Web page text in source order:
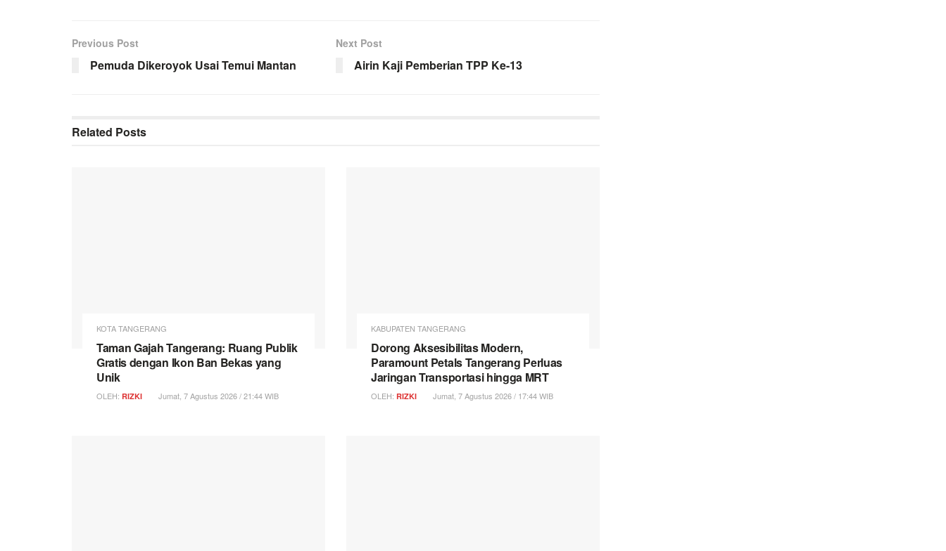
Previous Post
Pemuda Dikeroyok Usai Temui Mantan
Next Post
Airin Kaji Pemberian TPP Ke-13
Related Posts
KOTA TANGERANG
Taman Gajah Tangerang: Ruang Publik
Gratis dengan Ikon Ban Bekas yang
Unik
OLEH: RIZKI Jumat, 7 Agustus 2026 / 21:44 WIB
KABUPATEN TANGERANG
Dorong Aksesibilitas Modern,
Paramount Petals Tangerang Perluas
Jaringan Transportasi hingga MRT
OLEH: RIZKI Jumat, 7 Agustus 2026 / 17:44 WIB